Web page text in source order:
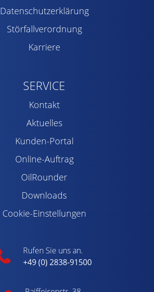
Datenschutzerklärung
Störfallverordnung
Karriere
SERVICE
Kontakt
Aktuelles
Kunden-Portal
Online-Auftrag
OilRounder
Downloads
Cookie-Einstellungen
Rufen Sie uns an.
+49 (0) 2838-91500